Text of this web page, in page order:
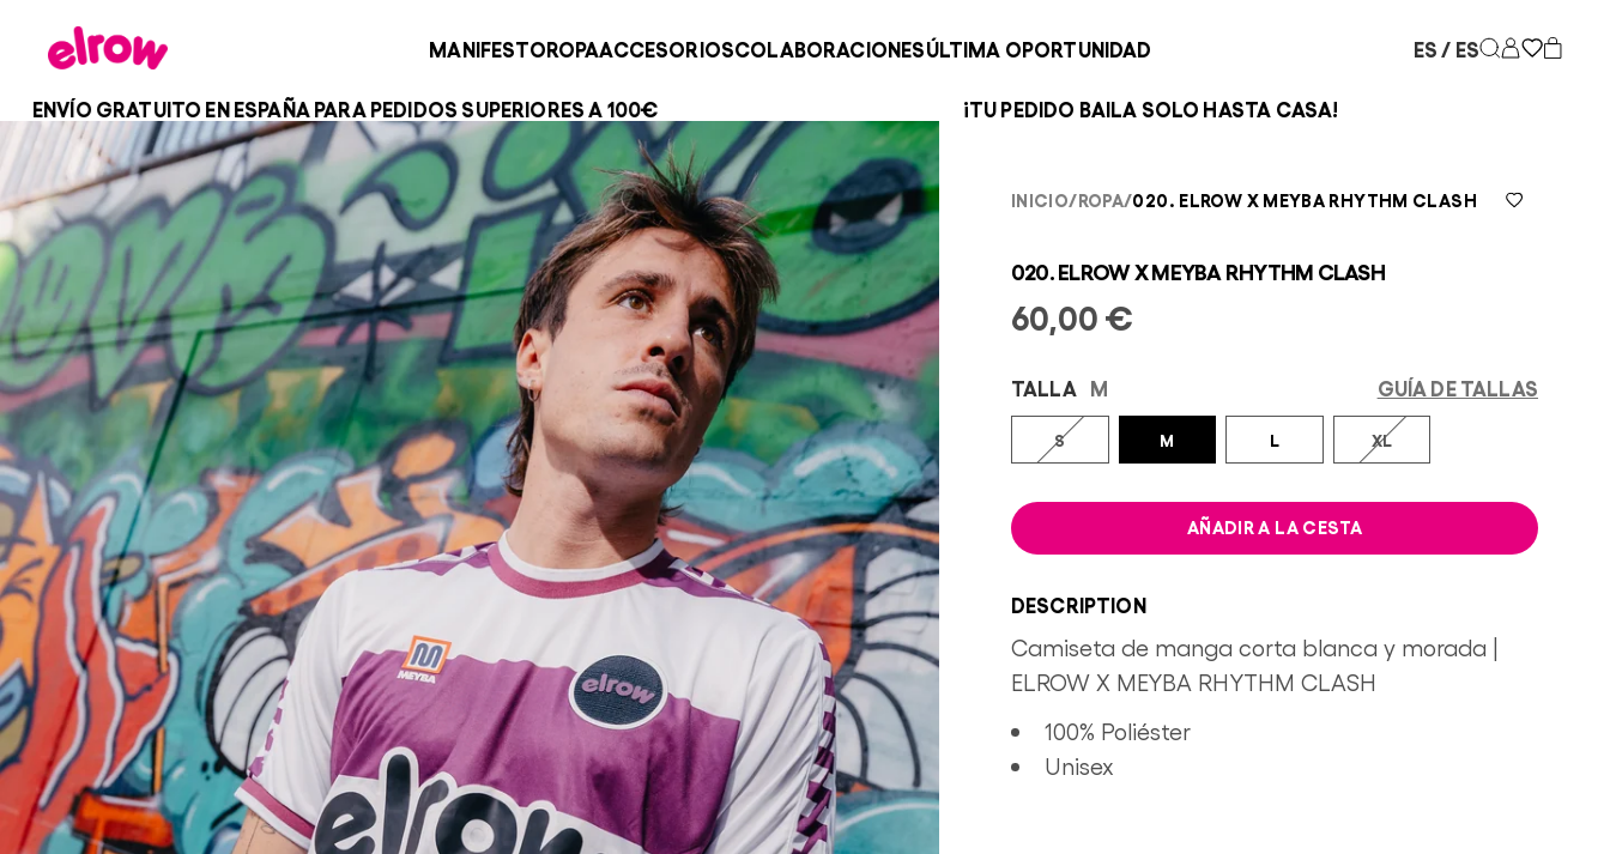
MANIFESTOROPAACCESORIOSCOLABORACIONESÚLTIMA OPORTUNIDAD ES / ES
PEDIDOS SUPERIORES A 100€ ¡TU PEDIDO BAILA SOLO HASTA CASA! ENVÍO GRATUITO EN ESPAÑA
INICIO/ROPA/020. ELROW X MEYBA RHYTHM CLASH
020. ELROW X MEYBA RHYTHM CLASH
60,00 €
TALLA M GUÍA DE TALLAS
S M L XL
AÑADIR A LA CESTA
DESCRIPTION
Camiseta de manga corta blanca y morada |
ELROW X MEYBA RHYTHM CLASH
100% Poliéster
Unisex